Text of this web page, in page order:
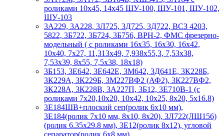
роликами 10х45, 14х45 ШУ-100, ШУ-101, ШУ-102,
ШУ-103
3А229, 3А228, 3Л725, 3Д725, 3Д722, ВСЗ 4203,
5822, 3Б722, 3Б724, 3Б756, ВРН-2, ФМС фрезерно-
модельный ( с роликами 16х35, 16х30, 16х42,
10х40, 7х27, 11,313х49, 7,938х55,3, 7,53х38,
7,53х39, 8х55, 7,5х38, 18х18)
3Б153, 3Е642, 3Е642Е, 3М642, 3Д641Е, 3К228Б,
3К229А, 3К229Б, 3М227ВФ2 (АФ2), 3К227ВФ2,
3К228А, 3К228В, 3А227П, 3Б12, 3Е710В-1 (с
роликами 7х20,10х20, 10х42, 10х25, 8х20, 5х16.8)
3Е184ШВ+плоский сеп(ролик 6х10 мм),
3Е184(ролик 7х10 мм, 8х10, 8х20), 3Л722(ЛШ156)
(ролик 6.35х29.8 мм), 3Е12(ролик 8х12), угловой
сепаратор(ролик 6х8 мм)